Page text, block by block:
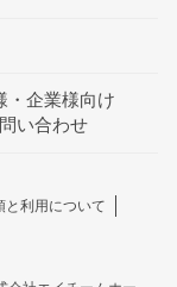
・企業様向け
い合わせ
と利用について